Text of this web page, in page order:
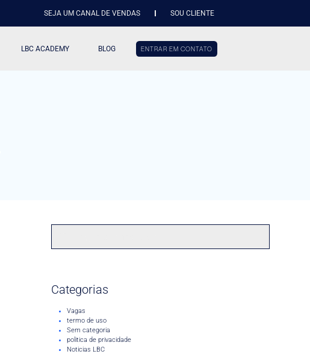
SEJA UM CANAL DE VENDAS SOU CLIENTE
LBC ACADEMY BLOG ENTRAR EM CONTATO
Categorias
Vagas
termo de uso
Sem categoria
politica de privacidade
Noticias LBC